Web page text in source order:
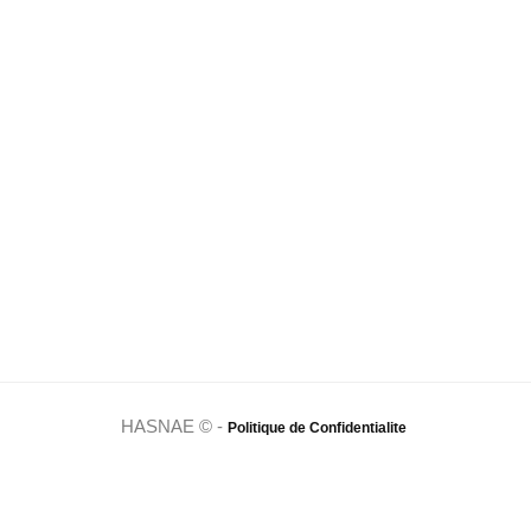
HASNAE © - Politique de Confidentialite